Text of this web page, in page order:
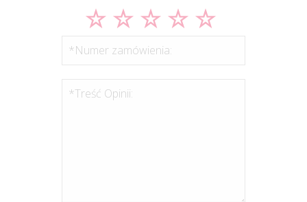
*Numer zamówienia:
*Treść Opinii: